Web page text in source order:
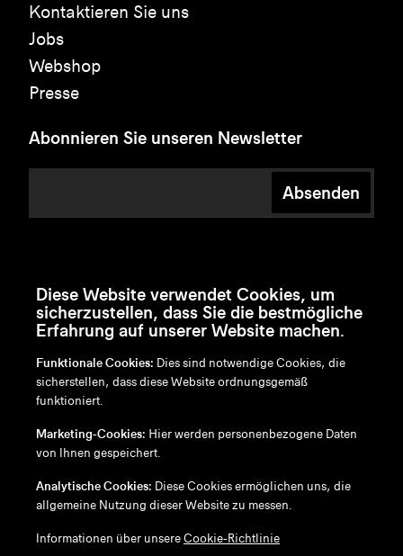
Kontaktieren Sie uns
Jobs
Webshop
Presse
Abonnieren Sie unseren Newsletter
Absenden
en/nl/fr/de
Disclaimer
Cookie-Richtlinie
Diese Website verwendet Cookies, um
sicherzustellen, dass Sie die bestmögliche
Erfahrung auf unserer Website machen.
Funktionale Cookies: Dies sind notwendige Cookies, die
sicherstellen, dass diese Website ordnungsgemäß
funktioniert.
Marketing-Cookies: Hier werden personenbezogene Daten
von Ihnen gespeichert.
Analytische Cookies: Diese Cookies ermöglichen uns, die
allgemeine Nutzung dieser Website zu messen.
Informationen über unsereCookie-Richtlinie